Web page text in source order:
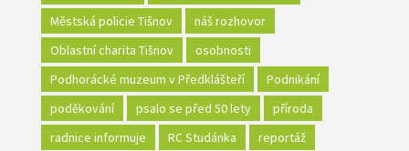
Městská policie Tišnov
náš rozhovor
Oblastní charita Tišnov
osobnosti
Podhorácké muzeum v Předklášteří
Podnikání
poděkování
psalo se před 50 lety
příroda
radnice informuje
RC Studánka
reportáž